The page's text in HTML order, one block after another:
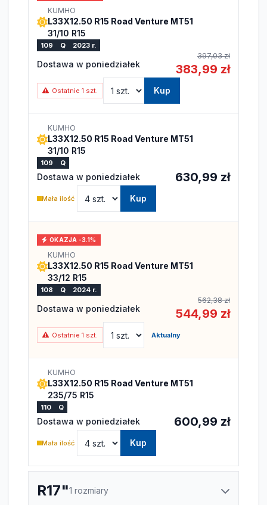
KUMHO
L33X12.50 R15 Road Venture MT51
31/10 R15
109 Q 2023 r.
Dostawa w poniedziałek
397,03 zł
383,99 zł
Ostatnie 1 szt. Kup
KUMHO
L33X12.50 R15 Road Venture MT51
31/10 R15
109 Q
Dostawa w poniedziałek 630,99 zł
Mała ilość Kup
OKAZJA -3.1%
KUMHO
L33X12.50 R15 Road Venture MT51
33/12 R15
108 Q 2024 r.
Dostawa w poniedziałek
562,38 zł
544,99 zł
Ostatnie 1 szt. Aktualny
KUMHO
L33X12.50 R15 Road Venture MT51
235/75 R15
110 Q
Dostawa w poniedziałek 600,99 zł
Mała ilość Kup
R17"1 rozmiary